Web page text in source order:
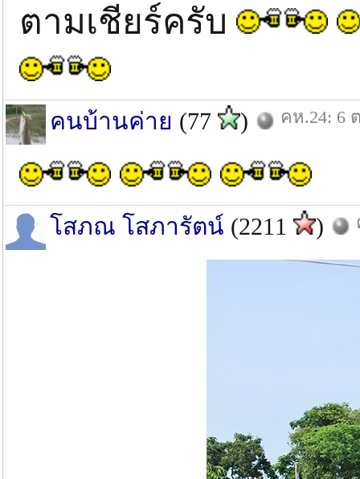
ตามเชียร์ครับ
คนบ้านค่าย (77 ) คห.24: 6
โสภณ โสภารัตน์ (2211 )